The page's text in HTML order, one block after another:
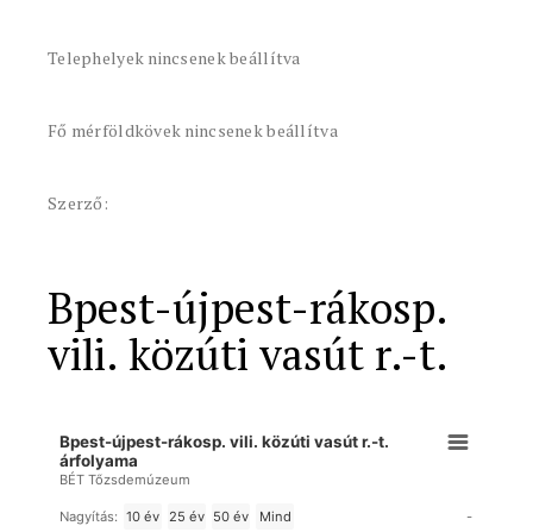
Telephelyek nincsenek beállítva
Fő mérföldkövek nincsenek beállítva
Szerző:
Bpest-újpest-rákosp.
vili. közúti vasút r.-t.
Bpest-újpest-rákosp. vili. közúti vasút r.-t.
árfolyama
BÉT Tőzsdemúzeum
Nagyítás: 10 év 25 év 50 év Mind -